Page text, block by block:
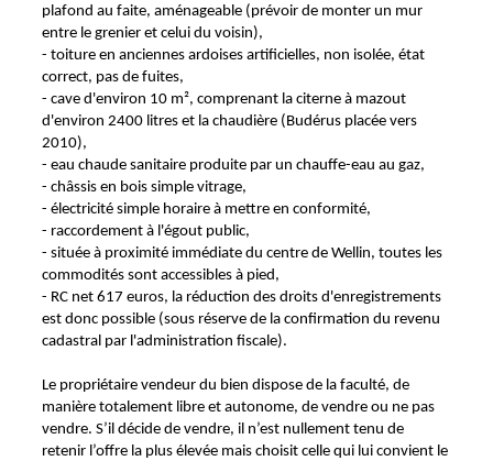
plafond au faite, aménageable (prévoir de monter un mur
entre le grenier et celui du voisin),
- toiture en anciennes ardoises artificielles, non isolée, état
correct, pas de fuites,
- cave d'environ 10 m², comprenant la citerne à mazout
d'environ 2400 litres et la chaudière (Budérus placée vers
2010),
- eau chaude sanitaire produite par un chauffe-eau au gaz,
- châssis en bois simple vitrage,
- électricité simple horaire à mettre en conformité,
- raccordement à l'égout public,
- située à proximité immédiate du centre de Wellin, toutes les
commodités sont accessibles à pied,
- RC net 617 euros, la réduction des droits d'enregistrements
est donc possible (sous réserve de la confirmation du revenu
cadastral par l'administration fiscale).
Le propriétaire vendeur du bien dispose de la faculté, de
manière totalement libre et autonome, de vendre ou ne pas
vendre. S’il décide de vendre, il n’est nullement tenu de
retenir l’offre la plus élevée mais choisit celle qui lui convient le